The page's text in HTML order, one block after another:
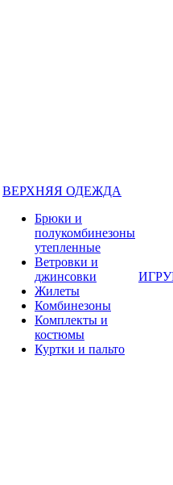
ВЕРХНЯЯ ОДЕЖДА
Брюки и
полукомбинезоны
утепленные
Ветровки и
джинсовки
Жилеты
Комбинезоны
Комплекты и
костюмы
Куртки и пальто